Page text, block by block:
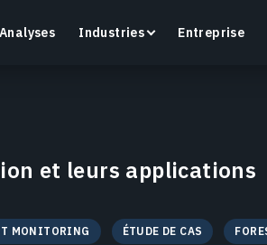
des cultures et l’état des champs
intelligente d’agriculture de
Analyses Industries Entreprise
et leurs applications
MONITORING ÉTUDE DE CAS